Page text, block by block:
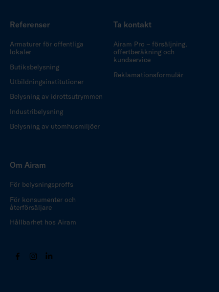
Referenser
Armaturer för offentliga
lokaler
Butiksbelysning
Utbildningsinstitutioner
Belysning av idrottsutrymmen
Industribelysning
Belysning av utomhusmiljöer
Ta kontakt
Airam Pro – försäljning,
offertberäkning och
kundservice
Reklamationsformulär
Om Airam
För belysningsproffs
För konsumenter och
återförsäljare
Hållbarhet hos Airam